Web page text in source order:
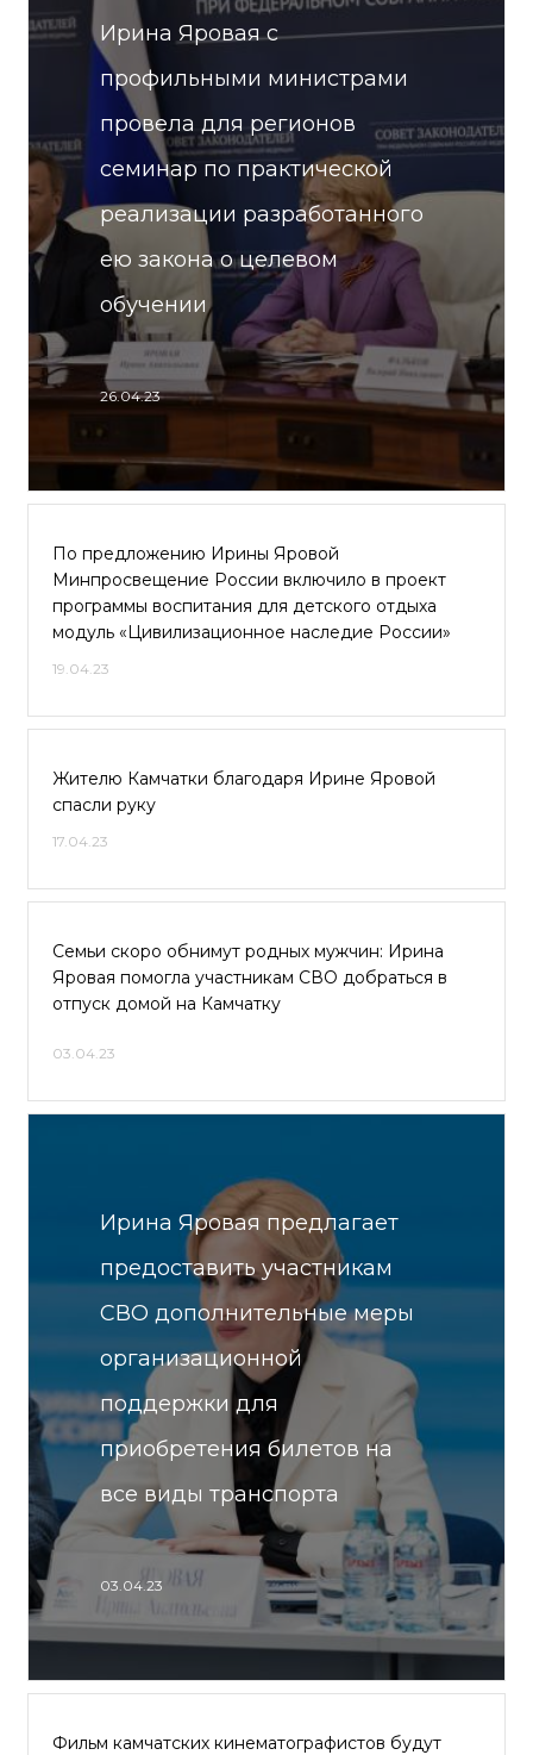
Ирина Яровая с
профильными министрами
провела для регионов
семинар по практической
реализации разработанного
ею закона о целевом
обучении
26.04.23
По предложению Ирины Яровой
Минпросвещение России включило в проект
программы воспитания для детского отдыха
модуль «Цивилизационное наследие России»
19.04.23
Жителю Камчатки благодаря Ирине Яровой
спасли руку
17.04.23
Семьи скоро обнимут родных мужчин: Ирина
Яровая помогла участникам СВО добраться в
отпуск домой на Камчатку
03.04.23
Ирина Яровая предлагает
предоставить участникам
СВО дополнительные меры
организационной
поддержки для
приобретения билетов на
все виды транспорта
03.04.23
Фильм камчатских кинематографистов будут